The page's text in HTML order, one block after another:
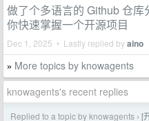
做了个多语言的 Github 仓
你快速掌握一个开源项目
Dec 1, 2025 • Lastly replied byaino
» More topics by knowagents
knowagents's recent replies
Replied to a topic by knowagents › [